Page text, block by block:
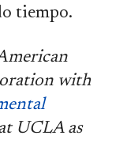
tiempo.
with
UCLA as